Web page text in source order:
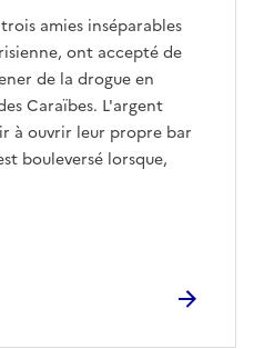
amies inséparables
ont accepté de
de la drogue en
Caraïbes. L'argent
à ouvrir leur propre bar
bouleversé lorsque,